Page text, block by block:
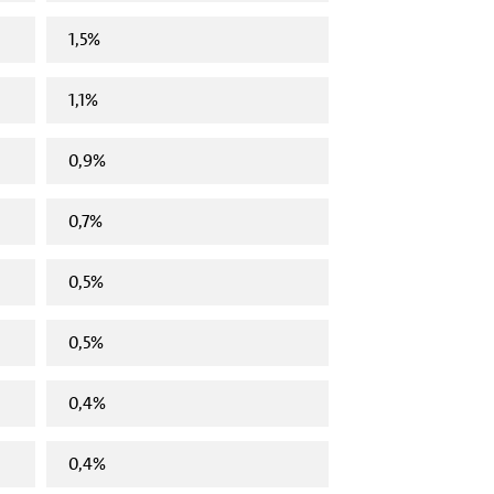
1,5%
1,1%
0,9%
0,7%
0,5%
0,5%
0,4%
0,4%